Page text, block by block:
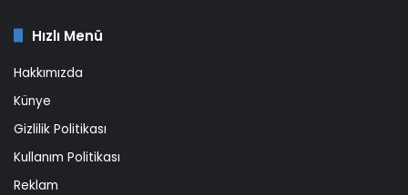
Hızlı Menü
Hakkımızda
Künye
Gizlilik Politikası
Kullanım Politikası
Reklam